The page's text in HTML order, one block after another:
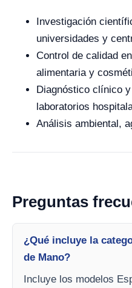
Investigación
universidades y
Control de calidad
alimentaria y
Diagnóstico clínico
laboratorios
Análisis ambiental,
Preguntas
¿Qué incluye la
de Mano?
Incluye los modelos